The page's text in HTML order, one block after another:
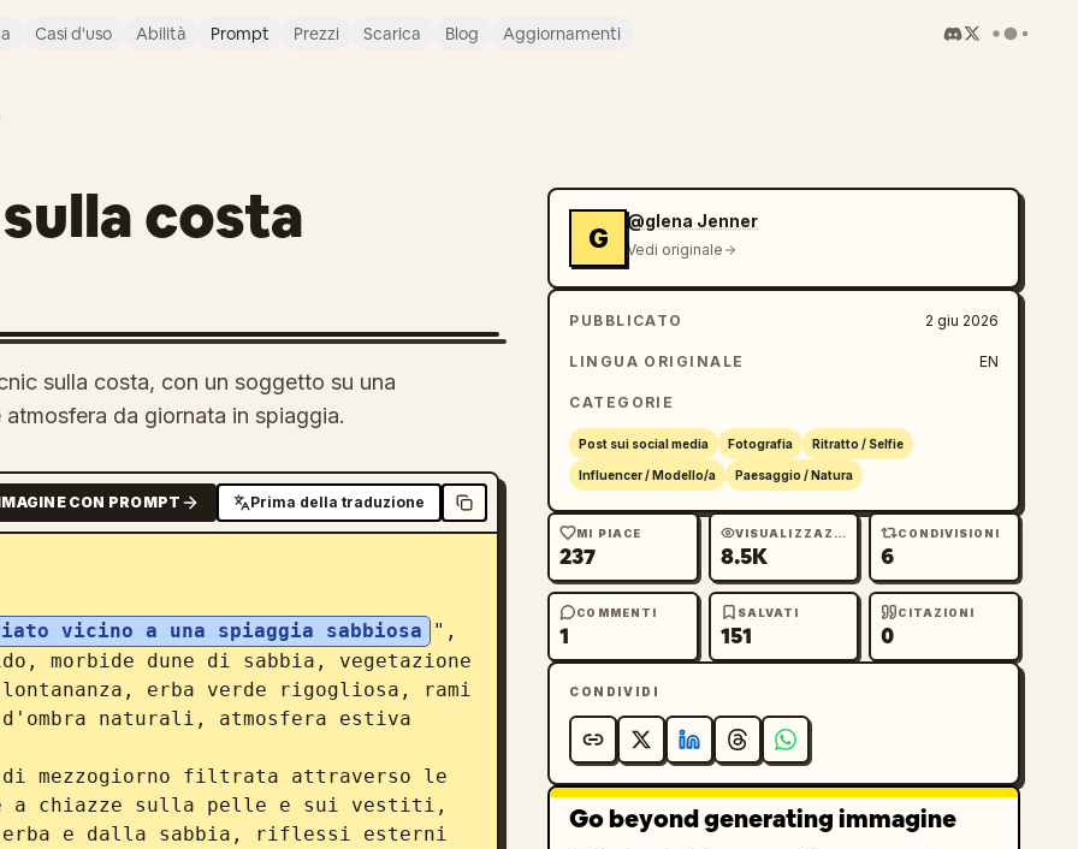
Casi d'uso Abilità Prompt Prezzi Scarica Blog Aggiornamenti
costa
sulla costa, con un soggetto su una
da giornata in spiaggia.
CON PROMPT Prima della traduzione
vicino a una spiaggia sabbiosa
",
erba verde rigogliosa, rami
naturali, atmosfera estiva
a chiazze sulla pelle e sui vestiti,
e dalla sabbia, riflessi esterni
G
@glena Jenner
Vedi originale
PUBBLICATO 2 giu 2026
LINGUA ORIGINALE EN
CATEGORIE
Post sui social media Fotografia Ritratto / Selfie
Influencer / Modello/a Paesaggio / Natura
MI PIACE
237
VISUALIZZAZIONI
8.5K
CONDIVISIONI
6
COMMENTI
1
SALVATI
151
CITAZIONI
0
CONDIVIDI
Go beyond generating immagine